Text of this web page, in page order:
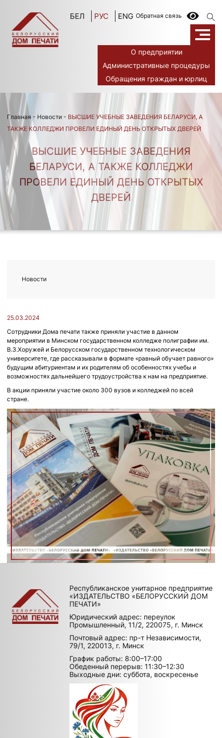
БЕЛ РУС ENG Обратная связь
О предприятии
Административные процедуры
Обращения граждан и юрлиц
Главная - Новости - ВЫСШИЕ УЧЕБНЫЕ ЗАВЕДЕНИЯ БЕЛАРУСИ, А
ТАКЖЕ КОЛЛЕДЖИ ПРОВЕЛИ ЕДИНЫЙ ДЕНЬ ОТКРЫТЫХ ДВЕРЕЙ
ВЫСШИЕ УЧЕБНЫЕ ЗАВЕДЕНИЯ
БЕЛАРУСИ, А ТАКЖЕ КОЛЛЕДЖИ
ПРОВЕЛИ ЕДИНЫЙ ДЕНЬ ОТКРЫТЫХ
ДВЕРЕЙ
25.03.2024
Сотрудники Дома печати также приняли участие в данном
мероприятии в Минском государственном колледже полиграфии им.
В.З.Хоружей и Белорусском государственном технологическом
университете, где рассказывали в формате «равный обучает равного»
будущим абитуриентам и их родителям об особенностях учебы и
возможностях дальнейшего трудоустройства к нам на предприятие.
В акции приняли участие около 300 вузов и колледжей по всей
стране.
Новости
Республиканское унитарное предприятие
«ИЗДАТЕЛЬСТВО «БЕЛОРУССКИЙ ДОМ
ПЕЧАТИ»
Юридический адрес: переулок
Промышленный, 11/2, 220075, г. Минск
Почтовый адрес: пр-т Независимости,
79/1, 220013, г. Минск
График работы: 8:00–17:00
Обеденный перерыв: 11:30–12:30
Выходные дни: суббота, воскресенье